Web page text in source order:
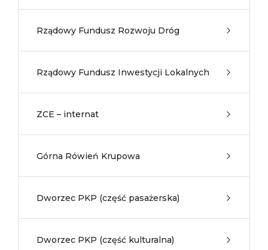
Rządowy Fundusz Rozwoju Dróg
Rządowy Fundusz Inwestycji Lokalnych
ZCE – internat
Górna Rówień Krupowa
Dworzec PKP (część pasażerska)
Dworzec PKP (część kulturalna)